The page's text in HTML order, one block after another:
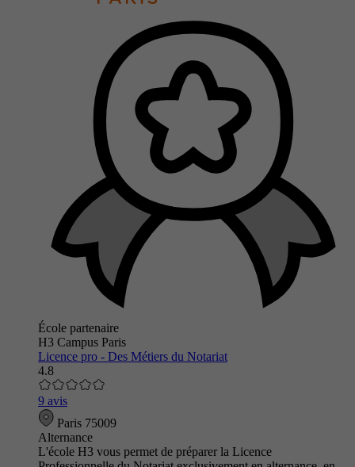
École partenaire
H3 Campus Paris
Licence pro - Des Métiers du Notariat
4.8
9 avis
Paris 75009
Alternance
L'école H3 vous permet de préparer la Licence